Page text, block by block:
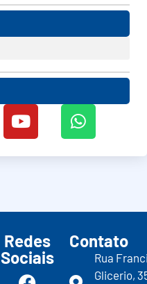
Redes
Sociais
Contato
Rua
Glicerio,